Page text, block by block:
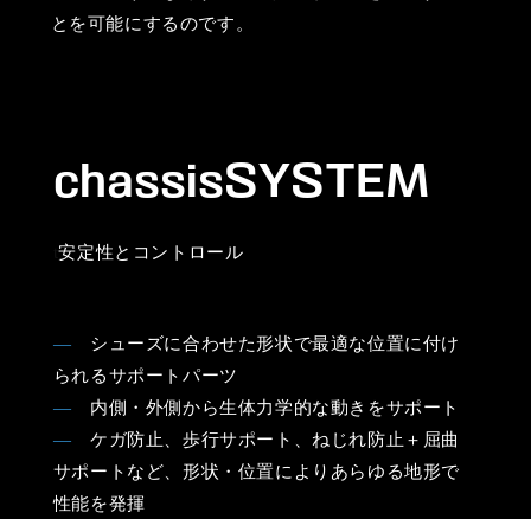
とを可能にするのです。
chassisSYSTEM
t安定性とコントロール
― シューズに合わせた形状で最適な位置に付け
られるサポートパーツ
― 内側・外側から生体力学的な動きをサポート
― ケガ防止、歩行サポート、ねじれ防止＋屈曲
サポートなど、形状・位置によりあらゆる地形で
性能を発揮